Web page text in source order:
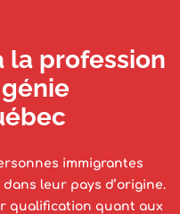
la profession
immigrantes
leur pays d’origine.
qualification quant aux